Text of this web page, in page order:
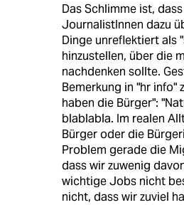
Das Schlimme ist,
JournalistInnen dazu
Dinge unreflektiert als
hinzustellen, über die
nachdenken sollte.
Bemerkung in "hr info"
haben die Bürger":
blablabla. Im realen
Bürger oder die
Problem gerade die
dass wir zuwenig
wichtige Jobs nicht
nicht, dass wir zuviel